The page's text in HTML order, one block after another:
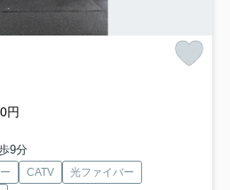
円
9分
CATV
光ファイバー